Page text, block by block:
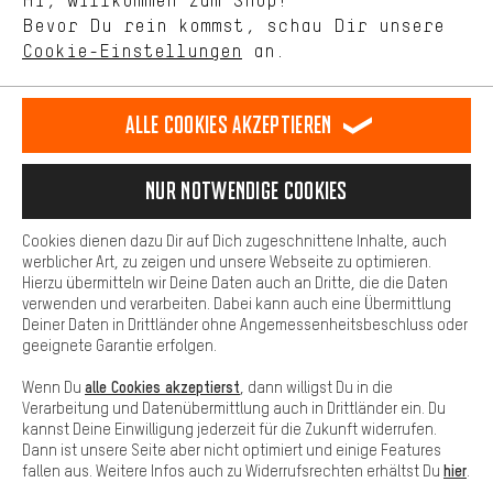
Deutsch
DE english
EN español
ES français
FR
VERTRAG WIDERRUFEN Aachener Community Affiliateprogramm
Datenschutz Allgemeine Geschäftsbedingungen
Hinweisgebersystem Hinweise zur Batterieentsorgung
Cookie-Einstellungen Kontrast ändern
Alle Preise verstehen sich in Euro und exkl. MwSt zuzüglich
Versandkostenfür Lieferung nachUSA.
Bevor Du rein kommst, schau Dir unsere
Cookie-Einstellungen an.
selbst Einfluss auf die Verbesserung unserer Webseite und
unseres Shop-Angebots.
Dein Shopping-Erlebnis wird komfortabler. Mit Komfort-Cookies
stellen wir Verknüpfungen zu Social Media Plattformen her. So
können wir dir weitere nützliche Inhalte und Informationen zur
Verfügung stellen. Zudem hast du die Möglichkeit zusätzliche
Services zu nutzen, die es dir erleichtern die richtigen Produkte zu
finden. Beispielsweise bieten wir eine Chat-Funktion an, damit
Fragen schnell und unkompliziert beantwortet werden können.
Basis
Basis-Cookies gewährleisten, dass Du unsere Webseite
grundsätzlich nutzen kannst.
Alle Cookies akzeptieren
Nur Notwendige Cookies
Cookies dienen dazu Dir auf Dich zugeschnittene Inhalte, auch
werblicher Art, zu zeigen und unsere Webseite zu optimieren.
Hierzu übermitteln wir Deine Daten auch an Dritte, die die Daten
verwenden und verarbeiten. Dabei kann auch eine Übermittlung
Deiner Daten in Drittländer ohne Angemessenheitsbeschluss oder
geeignete Garantie erfolgen.
Wenn Du alle Cookies akzeptierst , dann willigst Du in die
Verarbeitung und Datenübermittlung auch in Drittländer ein. Du
kannst Deine Einwilligung jederzeit für die Zukunft widerrufen.
Dann ist unsere Seite aber nicht optimiert und einige Features
fallen aus. Weitere Infos auch zu Widerrufsrechten erhältst Du hier